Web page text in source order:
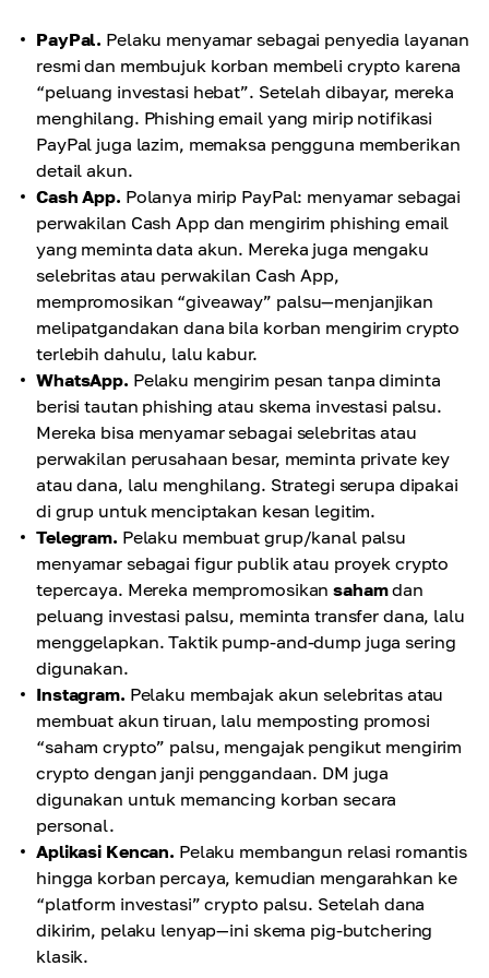
PayPal. Pelaku menyamar sebagai penyedia layanan
resmi dan membujuk korban membeli crypto karena
“peluang investasi hebat”. Setelah dibayar, mereka
menghilang. Phishing email yang mirip notifikasi
PayPal juga lazim, memaksa pengguna memberikan
detail akun.
Cash App. Polanya mirip PayPal: menyamar sebagai
perwakilan Cash App dan mengirim phishing email
yang meminta data akun. Mereka juga mengaku
selebritas atau perwakilan Cash App,
mempromosikan “giveaway” palsu—menjanjikan
melipatgandakan dana bila korban mengirim crypto
terlebih dahulu, lalu kabur.
WhatsApp. Pelaku mengirim pesan tanpa diminta
berisi tautan phishing atau skema investasi palsu.
Mereka bisa menyamar sebagai selebritas atau
perwakilan perusahaan besar, meminta private key
atau dana, lalu menghilang. Strategi serupa dipakai
di grup untuk menciptakan kesan legitim.
Telegram. Pelaku membuat grup/kanal palsu
menyamar sebagai figur publik atau proyek crypto
tepercaya. Mereka mempromosikansahamdan
peluang investasi palsu, meminta transfer dana, lalu
menggelapkan. Taktik pump-and-dump juga sering
digunakan.
Instagram. Pelaku membajak akun selebritas atau
membuat akun tiruan, lalu memposting promosi
“saham crypto” palsu, mengajak pengikut mengirim
crypto dengan janji penggandaan. DM juga
digunakan untuk memancing korban secara
personal.
Aplikasi Kencan. Pelaku membangun relasi romantis
hingga korban percaya, kemudian mengarahkan ke
“platform investasi” crypto palsu. Setelah dana
dikirim, pelaku lenyap—ini skema pig-butchering
klasik.